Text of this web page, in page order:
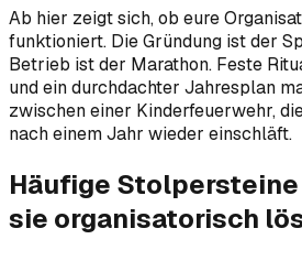
Ab hier zeigt sich, ob eure
funktioniert. Die Gründung ist der
Betrieb ist der Marathon. Feste
und ein durchdachter Jahresplan
zwischen einer Kinderfeuerwehr,
nach einem Jahr wieder einschläft.
Häufige
sie organisatorisch